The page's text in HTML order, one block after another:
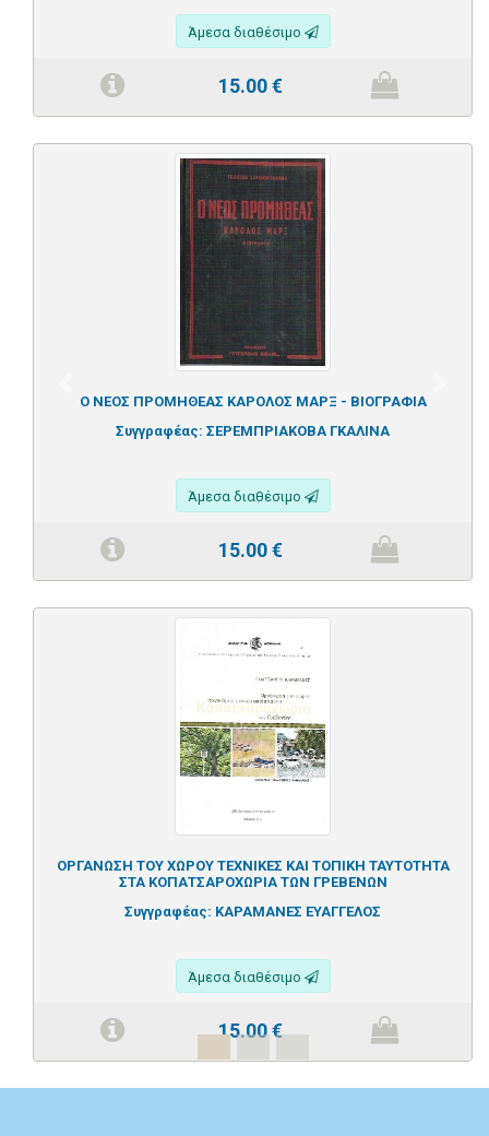
Άμεσα διαθέσιμο
15.00€
Ο ΝΕΟΣ ΠΡΟΜΗΘΕΑΣ ΚΑΡΟΛΟΣ ΜΑΡΞ - ΒΙΟΓΡΑΦΙΑ
Συγγραφέας: ΣΕΡΕΜΠΡΙΑΚΟΒΑ ΓΚΑΛΙΝΑ
Άμεσα διαθέσιμο
15.00€
ΟΡΓΑΝΩΣΗ ΤΟΥ ΧΩΡΟΥ ΤΕΧΝΙΚΕΣ ΚΑΙ ΤΟΠΙΚΗ ΤΑΥΤΟΤΗΤΑ
ΣΤΑ ΚΟΠΑΤΣΑΡΟΧΩΡΙΑ ΤΩΝ ΓΡΕΒΕΝΩΝ
Συγγραφέας: ΚΑΡΑΜΑΝΕΣ ΕΥΑΓΓΕΛΟΣ
Άμεσα διαθέσιμο
15.00€
Previous